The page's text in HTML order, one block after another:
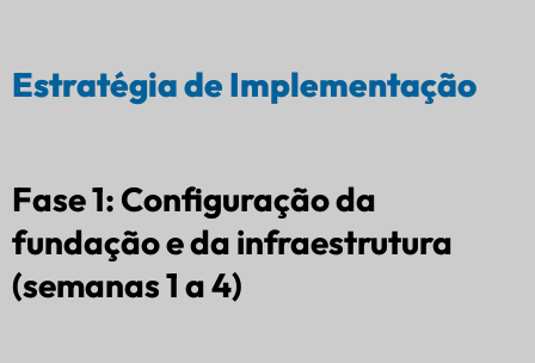
Estratégia de Implementação
Fase 1: Configuração da
fundação e da infraestrutura
(semanas 1 a 4)